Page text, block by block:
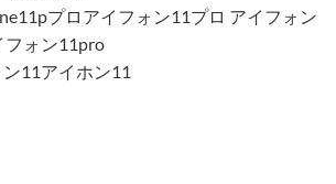
プロアイフォン11プロ アイフォン
フォン11pro
11アイホン11